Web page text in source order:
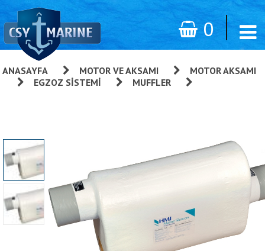
0
ANASAYFA MOTOR VE AKSAMI
MOTOR AKSAMI
EGZOZ SISTEMI MUFFLER